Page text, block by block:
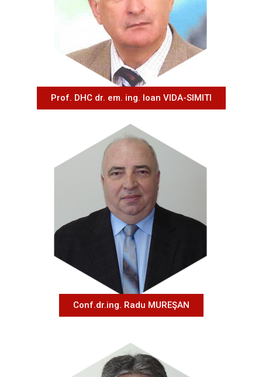
Prof. DHC dr. em. ing. Ioan VIDA-SIMITI
Conf.dr.ing. Radu MUREŞAN